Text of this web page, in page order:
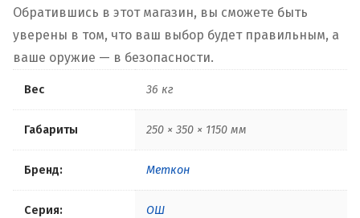
Обратившись в этот магазин, вы сможете быть
уверены в том, что ваш выбор будет правильным, а
ваше оружие — в безопасности.
Вес 36 кг
Габариты 250 × 350 × 1150 мм
Бренд: Меткон
Серия: ОШ